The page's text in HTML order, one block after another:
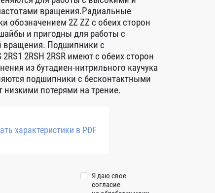
вращения.Радиальные
обозначением 2Z ZZ с обеих сторон
и пригодны для работы с
вращения. Подшипники с
2RSH 2RSR имеют с обеих сторон
из бутадиен-нитрильного каучука
подшипники с бесконтактными
потерями на трение.
характеристики в PDF
Я даю свое
согласие